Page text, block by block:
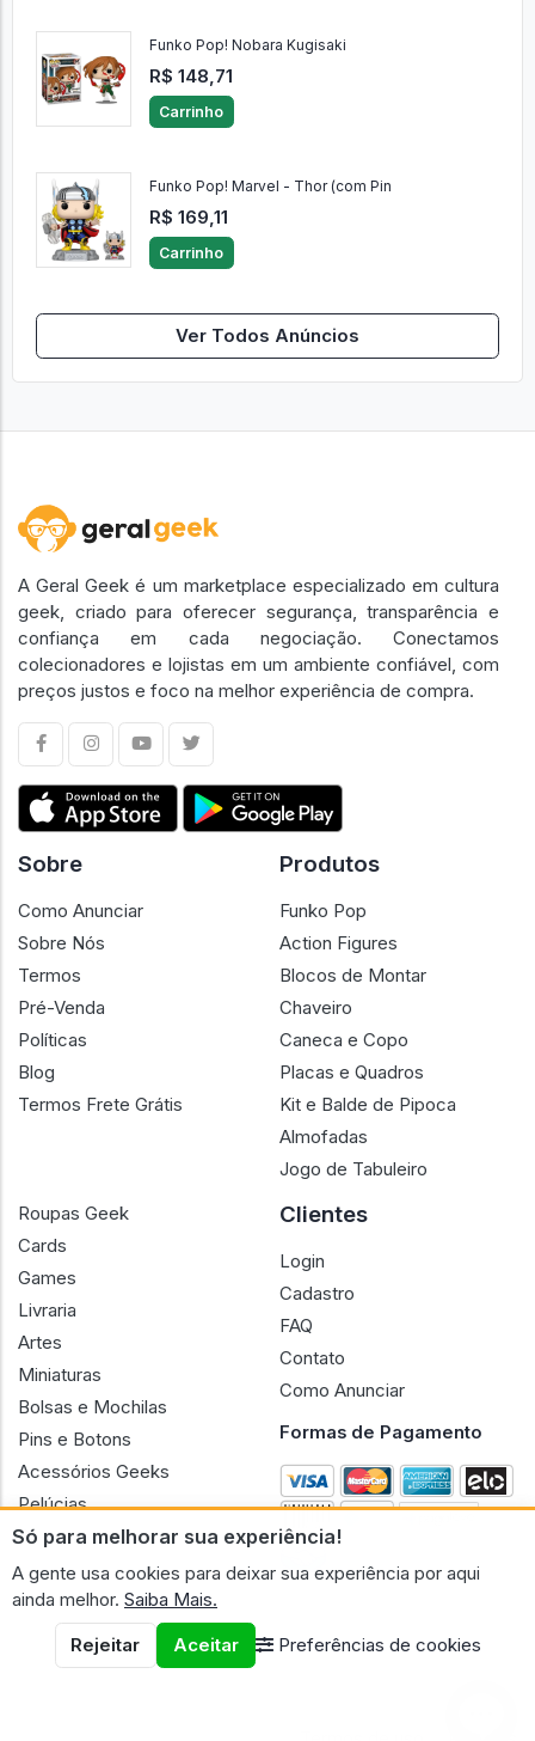
Funko Pop! Nobara Kugisaki
R$ 148,71
Carrinho
Funko Pop! Marvel - Thor (com Pin
R$ 169,11
Carrinho
Ver Todos Anúncios
Só para melhorar sua experiência!
A gente usa cookies para deixar sua experiência por aqui
ainda melhor. Saiba Mais.
Rejeitar
Aceitar Preferências de cookies
A Geral Geek é um marketplace especializado em cultura
geek, criado para oferecer segurança, transparência e
confiança em cada negociação. Conectamos
colecionadores e lojistas em um ambiente confiável, com
preços justos e foco na melhor experiência de compra.
Sobre
Como Anunciar
Sobre Nós
Termos
Pré-Venda
Políticas
Blog
Termos Frete Grátis
Produtos
Funko Pop
Action Figures
Blocos de Montar
Chaveiro
Caneca e Copo
Placas e Quadros
Kit e Balde de Pipoca
Almofadas
Jogo de Tabuleiro
Roupas Geek
Cards
Games
Livraria
Artes
Miniaturas
Bolsas e Mochilas
Pins e Botons
Acessórios Geeks
Pelúcias
Bonecas
Clientes
Login
Cadastro
FAQ
Contato
Como Anunciar
Formas de Pagamento
CNPJ n.º 30.220.458/0001-17 - GERAL GEEK PORTAL ELETRONICO